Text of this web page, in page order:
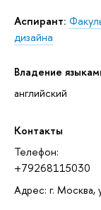
Аспирант:
дизайна
Владение
английский
Контакты
Телефон:
+79268115030
Адрес: г. Москва,